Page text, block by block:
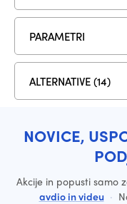
PARAMETRI
ALTERNATIVE (14)
NOVICE,
Akcije in popusti samo
avdio in videu ·